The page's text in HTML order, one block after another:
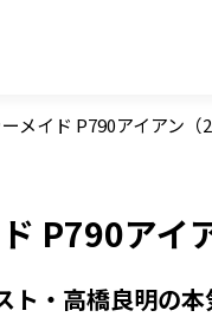
メイド P790アイアン
P790アイ
ト・高橋良明の